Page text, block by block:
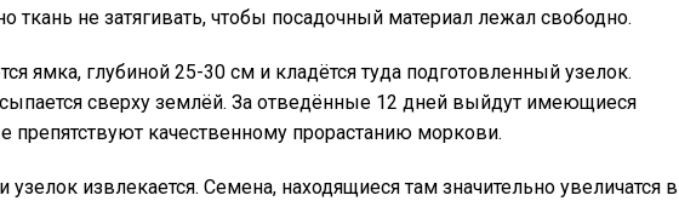
ткань не затягивать, чтобы посадочный материал лежал свободно.
ямка, глубиной 25-30 см и кладётся туда подготовленный узелок.
сверху землёй. За отведённые 12 дней выйдут имеющиеся
препятствуют качественному прорастанию моркови.
извлекается. Семена, находящиеся там значительно увеличатся в